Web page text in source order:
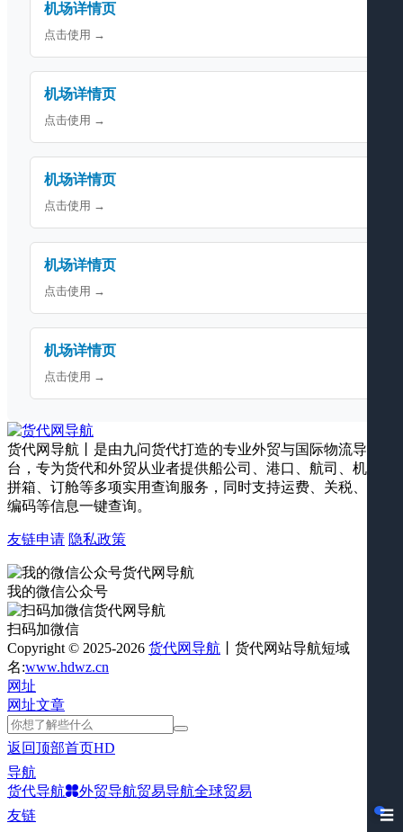
☰
机场详情页
点击使用 →
机场详情页
点击使用 →
机场详情页
点击使用 →
机场详情页
点击使用 →
机场详情页
点击使用 →
货代网导航丨是由九问货代打造的专业外贸与国际物流导航平
台，专为货代和外贸从业者提供船公司、港口、航司、机场、
拼箱、订舱等多项实用查询服务，同时支持运费、关税、海关
编码等信息一键查询。
友链申请 隐私政策
我的微信公众号
扫码加微信
Copyright © 2025-2026 货代网导航 丨货代网站导航短域
名:www.hdwz.cn
网址
网址文章
返回顶部首页HD
导航
货代导航
外贸导航贸易导航全球贸易
友链